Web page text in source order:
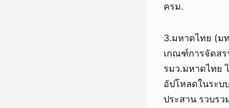
ครม.
3.มหาดไทย (ม
เกณฑ์การจัดสร
รมว.มหาดไทย
อัปโหลดในระบ
ประสาน รวบร